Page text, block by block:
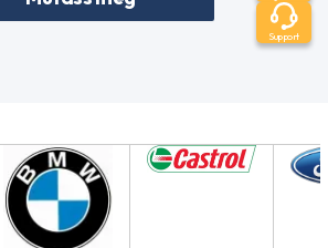
Support